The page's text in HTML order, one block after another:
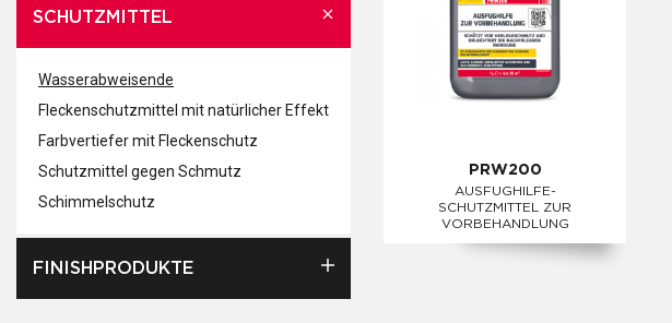
SCHUTZMITTEL
Wasserabweisende
Fleckenschutzmittel mit natürlicher Effekt
Farbvertiefer mit Fleckenschutz
Schutzmittel gegen Schmutz
Schimmelschutz
FINISHPRODUKTE
PRW200
AUSFUGHILFE-
SCHUTZMITTEL ZUR
VORBEHANDLUNG